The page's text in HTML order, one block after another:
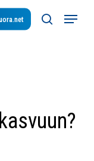
search
Menu